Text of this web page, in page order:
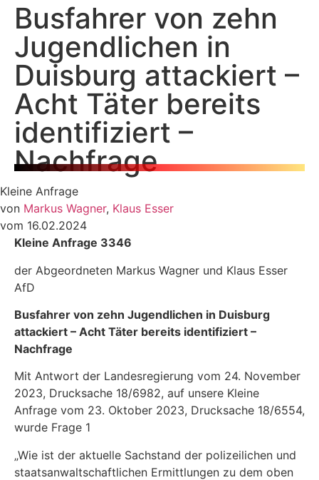
Busfahrer von zehn
Jugendlichen in
Duisburg attackiert –
Acht Täter bereits
identifiziert –
Nachfrage
Kleine Anfrage
von Markus Wagner, Klaus Esser
vom 16.02.2024
Kleine Anfrage 3346
der Abgeordneten Markus Wagner und Klaus Esser
AfD
Busfahrer von zehn Jugendlichen in Duisburg
attackiert – Acht Täter bereits identifiziert –
Nachfrage
Mit Antwort der Landesregierung vom 24. November
2023, Drucksache 18/6982, auf unsere Kleine
Anfrage vom 23. Oktober 2023, Drucksache 18/6554,
wurde Frage 1
„Wie ist der aktuelle Sachstand der polizeilichen und
staatsanwaltschaftlichen Ermittlungen zu dem oben